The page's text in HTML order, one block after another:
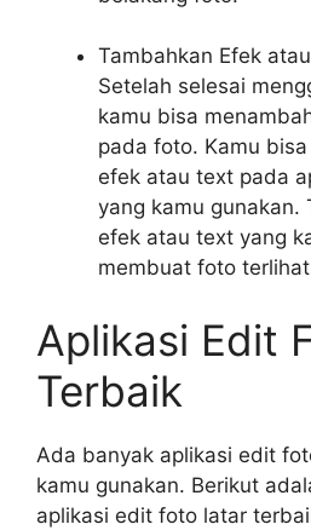
Tambahkan Efek
Setelah selesai
kamu bisa
pada foto. Kamu
efek atau text pada
yang kamu gunakan.
efek atau text yang
membuat foto
Aplikasi Edit
Terbaik
Ada banyak aplikasi edit
kamu gunakan. Berikut
aplikasi edit foto latar